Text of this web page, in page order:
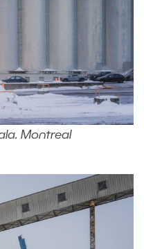
Montreal